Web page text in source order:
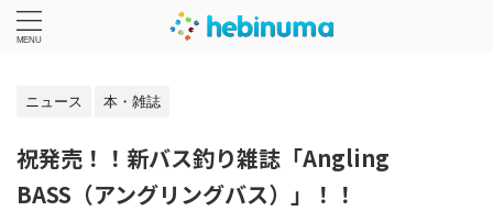
ニュース 本・雑誌
祝発売！！新バス釣り雑誌「Angling
BASS（アングリングバス）」！！